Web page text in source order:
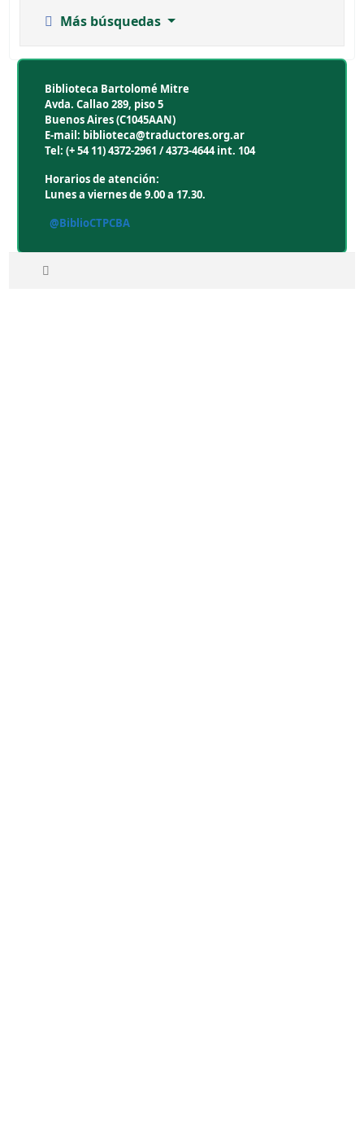
Más búsquedas
Biblioteca Bartolomé Mitre
Avda. Callao 289, piso 5
Buenos Aires (C1045AAN)
E-mail: biblioteca@traductores.org.ar
Tel: (+ 54 11) 4372-2961 / 4373-4644 int. 104
Horarios de atención:
Lunes a viernes de 9.00 a 17.30.
@BiblioCTPCBA